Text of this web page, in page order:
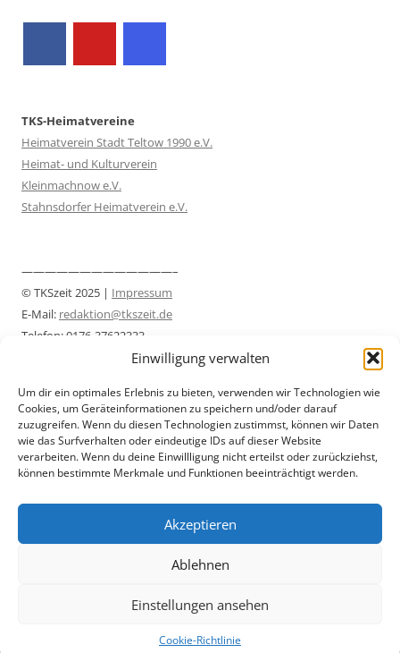
Einwilligung verwalten
Um dir ein optimales Erlebnis zu bieten, verwenden wir Technologien wie
Cookies, um Geräteinformationen zu speichern und/oder darauf
zuzugreifen. Wenn du diesen Technologien zustimmst, können wir Daten
wie das Surfverhalten oder eindeutige IDs auf dieser Website
verarbeiten. Wenn du deine Einwillligung nicht erteilst oder zurückziehst,
können bestimmte Merkmale und Funktionen beeinträchtigt werden.
Akzeptieren
Ablehnen
Einstellungen ansehen
Cookie-Richtlinie
TKS-Heimatvereine
Heimatverein Stadt Teltow 1990 e.V.
Heimat- und Kulturverein
Kleinmachnow e.V.
Stahnsdorfer Heimatverein e.V.
—————————————–
© TKSzeit 2025 | Impressum
E-Mail: redaktion@tkszeit.de
Telefon: 0176-37622333
Datenschutzerklärung